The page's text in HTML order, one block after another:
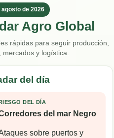
agosto de 2026
Agro Global
rápidas para seguir producción,
mercados y logística.
del día
RIESGO DEL DÍA
del mar Negro
sobre puertos y